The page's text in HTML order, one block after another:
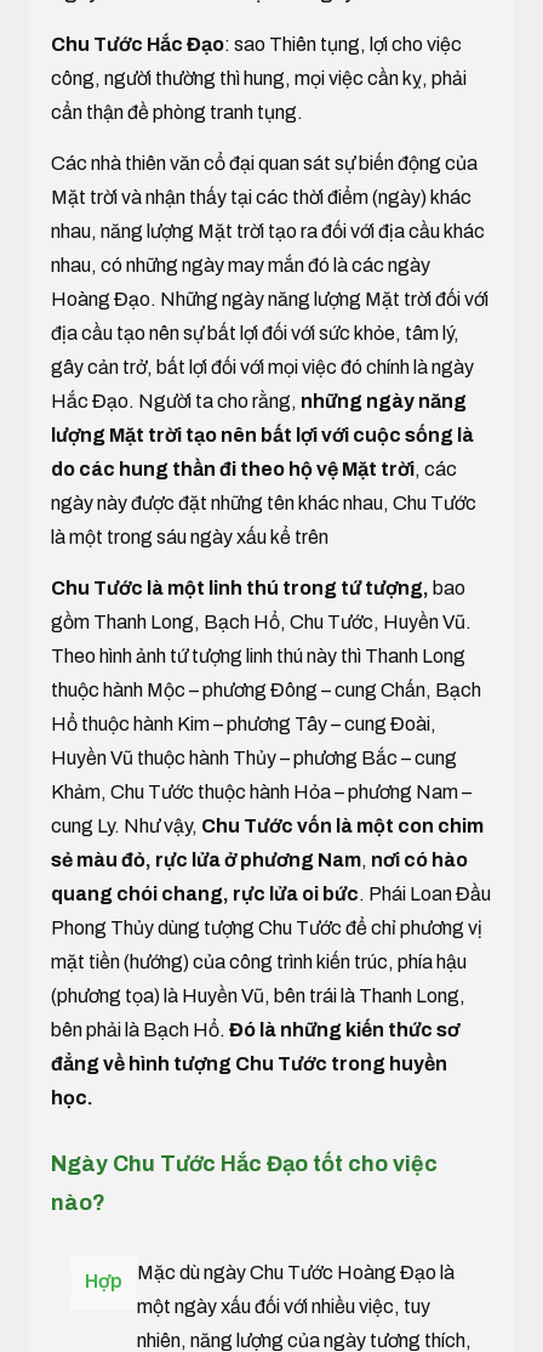
Chu Tước Hắc Đạo: sao Thiên tụng, lợi cho việc
công, người thường thì hung, mọi việc cần kỵ, phải
cẩn thận đề phòng tranh tụng.
Các nhà thiên văn cổ đại quan sát sự biến động của
Mặt trời và nhận thấy tại các thời điểm (ngày) khác
nhau, năng lượng Mặt trời tạo ra đối với địa cầu khác
nhau, có những ngày may mắn đó là các ngày
Hoàng Đạo. Những ngày năng lượng Mặt trời đối với
địa cầu tạo nên sự bất lợi đối với sức khỏe, tâm lý,
gây cản trở, bất lợi đối với mọi việc đó chính là ngày
Hắc Đạo. Người ta cho rằng, những ngày năng
lượng Mặt trời tạo nên bất lợi với cuộc sống là
do các hung thần đi theo hộ vệ Mặt trời, các
ngày này được đặt những tên khác nhau, Chu Tước
là một trong sáu ngày xấu kể trên
Chu Tước là một linh thú trong tứ tượng, bao
gồm Thanh Long, Bạch Hổ, Chu Tước, Huyền Vũ.
Theo hình ảnh tứ tượng linh thú này thì Thanh Long
thuộc hành Mộc – phương Đông – cung Chấn, Bạch
Hổ thuộc hành Kim – phương Tây – cung Đoài,
Huyền Vũ thuộc hành Thủy – phương Bắc – cung
Khảm, Chu Tước thuộc hành Hỏa – phương Nam –
cung Ly. Như vậy, Chu Tước vốn là một con chim
sẻ màu đỏ, rực lửa ở phương Nam, nơi có hào
quang chói chang, rực lửa oi bức. Phái Loan Đầu
Phong Thủy dùng tượng Chu Tước để chỉ phương vị
mặt tiền (hướng) của công trình kiến trúc, phía hậu
(phương tọa) là Huyền Vũ, bên trái là Thanh Long,
bên phải là Bạch Hổ. Đó là những kiến thức sơ
đẳng về hình tượng Chu Tước trong huyền
học.
Ngày Chu Tước Hắc Đạo tốt cho việc
nào?
Hợp
Mặc dù ngày Chu Tước Hoàng Đạo là
một ngày xấu đối với nhiều việc, tuy
nhiên, năng lượng của ngày tương thích,